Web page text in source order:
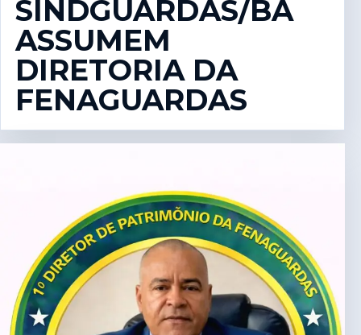
SINDGUARDAS/BA
ASSUMEM
DIRETORIA DA
FENAGUARDAS